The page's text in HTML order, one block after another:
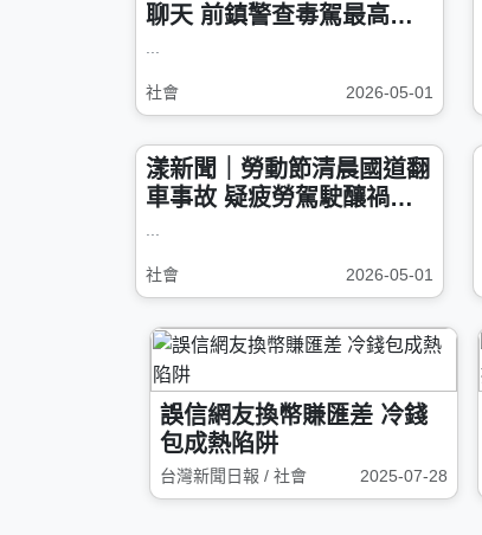
聊天 前鎮警查毒駕最高罰1
社會 2026-05-01
漾新聞｜勞動節清晨國道翻
車事故 疑疲勞駕駛釀禍兩
社會 2026-05-01
誤信網友換幣賺匯差 冷錢
包成熱陷阱
台灣新聞日報 / 社會 2025-07-28